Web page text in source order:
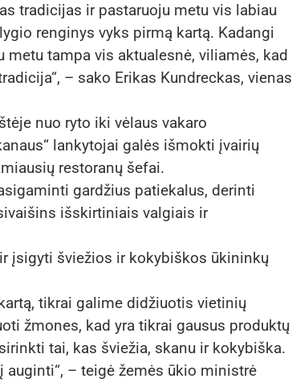
tradicijas ir pastaruoju metu vis labiau
renginys vyks pirmą kartą. Kadangi
tampa vis aktualesnė, viliamės, kad
– sako Erikas Kundreckas, vienas
nuo ryto iki vėlaus vakaro
lankytojai galės išmokti įvairių
restoranų šefai.
gardžius patiekalus, derinti
išskirtiniais valgiais ir
įsigyti šviežios ir kokybiškos ūkininkų
tikrai galime didžiuotis vietinių
žmones, kad yra tikrai gausus produktų
tai, kas šviežia, skanu ir kokybiška.
– teigė žemės ūkio ministrė